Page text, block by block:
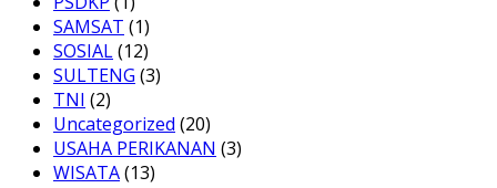
SAMSAT (1)
SOSIAL(12)
SULTENG (3)
TNI (2)
Uncategorized (20)
USAHA PERIKANAN (3)
WISATA(13)